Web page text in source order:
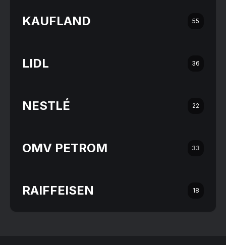
KAUFLAND 55
LIDL 36
NESTLÉ 22
OMV PETROM 33
RAIFFEISEN 18